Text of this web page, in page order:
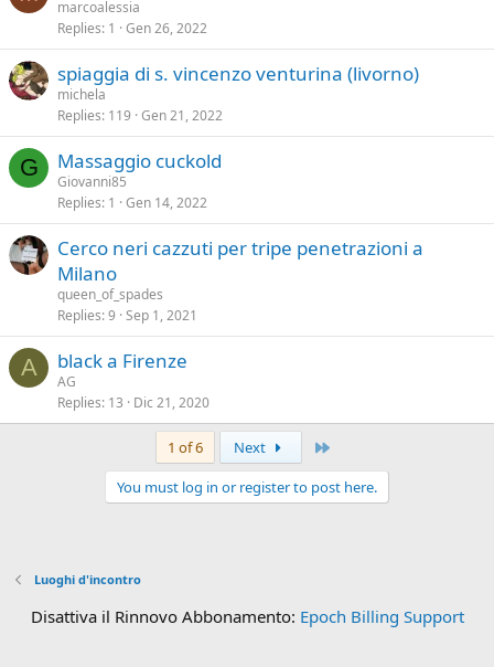
marcoalessia
Replies 1 Gen 26, 2022
spiaggia di s. vincenzo venturina (livorno)
michela
Replies 119 Gen 21, 2022
G Massaggio cuckold
Giovanni85
Replies 1 Gen 14, 2022
Cerco neri cazzuti per tripe penetrazioni a
Milano
queen_of_spades
Replies 9 Sep 1, 2021
A black a Firenze
AG
Replies 13 Dic 21, 2020
1 of 6 Next
You must log in or register to post here.
Luoghi d'incontro
Disattiva il Rinnovo Abbonamento: Epoch Billing Support